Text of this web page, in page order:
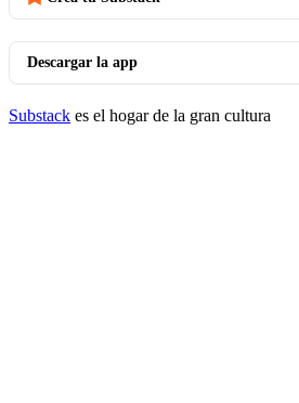
Descargar la app
Substack es el hogar de la gran cultura